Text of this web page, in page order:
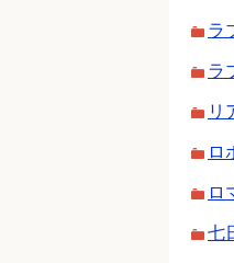
ラ
ラ
リ
ロ
ロ
七